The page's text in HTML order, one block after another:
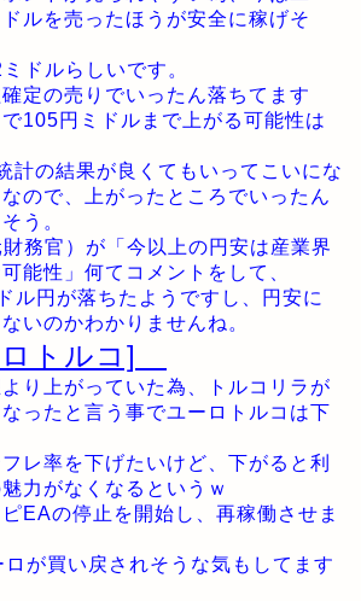
ルを売ったほうが安全に稼げそ
ドルらしいです。
確定の売りでいったん落ちてます
105円ミドルまで上がる可能性は
計の結果が良くてもいってこいにな
ので、上がったところでいったん
う。
財務官）が「今以上の円安は産業界
能性」何てコメントをして、
ル円が落ちたようですし、円安に
いのかわかりませんね。
ロトルコ]
り上がっていた為、トルコリラが
ったと言う事でユーロトルコは下
レ率を下げたいけど、下がると利
力がなくなるというｗ
EAの停止を開始し、再稼働させま
が買い戻されそうな気もしてます